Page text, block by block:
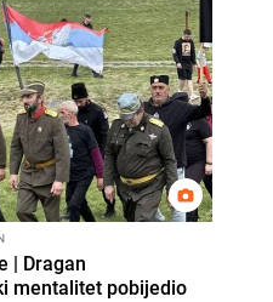
| Dragan
mentalitet pobijedio